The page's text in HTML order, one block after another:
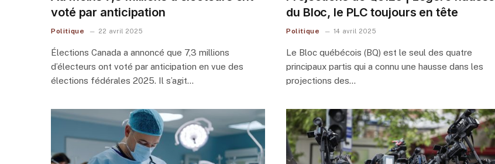
voté par anticipation
Politique 22 avril 2025
Élections Canada a annoncé que 7,3 millions
d’électeurs ont voté par anticipation en vue des
élections fédérales 2025. Il s’agit…
du Bloc, le PLC toujours en tête
Politique 14 avril 2025
Le Bloc québécois (BQ) est le seul des quatre
principaux partis qui a connu une hausse dans les
projections des…